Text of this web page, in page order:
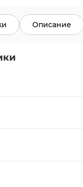
Описание